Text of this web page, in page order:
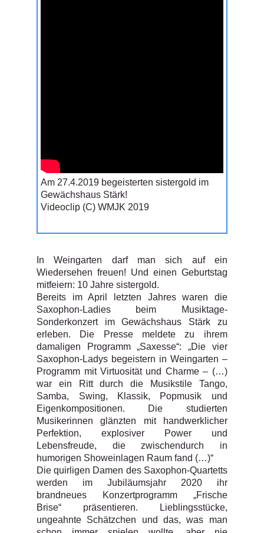
Am 27.4.2019 begeisterten sistergold im
Gewächshaus Stärk!
Videoclip (C) WMJK 2019
In Weingarten darf man sich auf ein
Wiedersehen freuen! Und einen Geburtstag
mitfeiern: 10 Jahre sistergold.
Bereits im April letzten Jahres waren die
Saxophon-Ladies beim Musiktage-
Sonderkonzert im Gewächshaus Stärk zu
erleben. Die Presse meldete zu ihrem
damaligen Programm „Saxesse“: „Die vier
Saxophon-Ladys begeistern in Weingarten –
Programm mit Virtuosität und Charme – (…)
war ein Ritt durch die Musikstile Tango,
Samba, Swing, Klassik, Popmusik und
Eigenkompositionen. Die studierten
Musikerinnen glänzten mit handwerklicher
Perfektion, explosiver Power und
Lebensfreude, die zwischendurch in
humorigen Showeinlagen Raum fand (…)“
Die quirligen Damen des Saxophon-Quartetts
werden im Jubiläumsjahr 2020 ihr
brandneues Konzertprogramm „Frische
Brise“ präsentieren. Lieblingsstücke,
ungeahnte Schätzchen und das, was man